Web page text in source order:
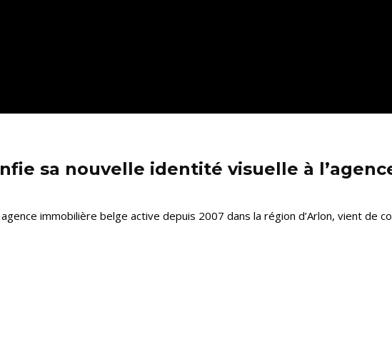
sa nouvelle identité visuelle à
immobilière belge active depuis 2007 dans la région d’Arlon, vient de